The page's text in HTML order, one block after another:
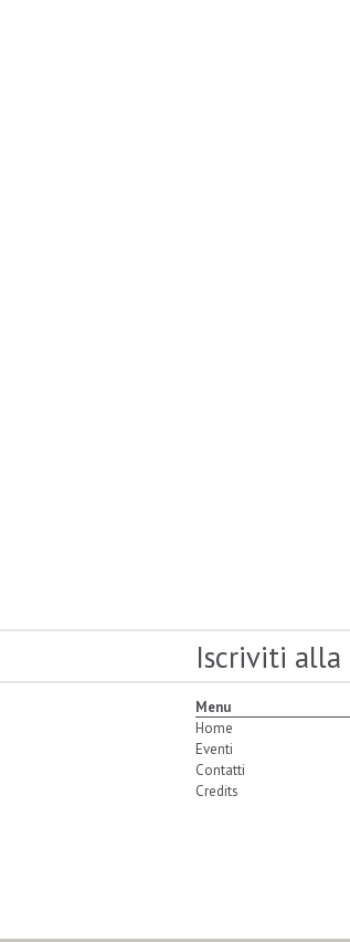
Iscriviti alla
Menu
Home
Eventi
Contatti
Credits